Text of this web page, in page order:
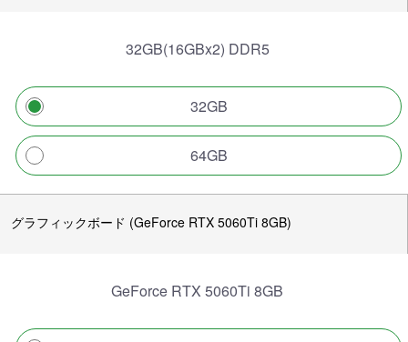
32GB(16GBx2) DDR5
32GB
64GB
グラフィックボード (GeForce RTX 5060Ti 8GB)
GeForce RTX 5060Ti 8GB